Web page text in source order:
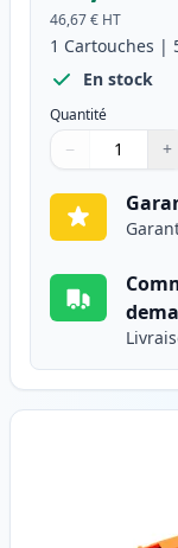
46,67 € HT
1 Cartouches |
En stock
Quantité
Quantité
Utilisez les
− +
Quantité